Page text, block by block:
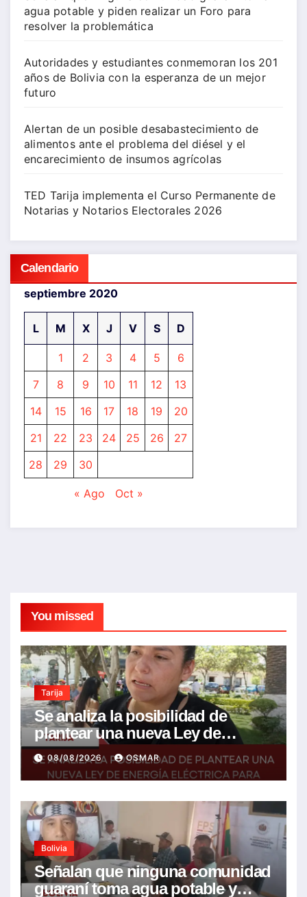
agua potable y piden realizar un Foro para
resolver la problemática
Autoridades y estudiantes conmemoran los 201
años de Bolivia con la esperanza de un mejor
futuro
Alertan de un posible desabastecimiento de
alimentos ante el problema del diésel y el
encarecimiento de insumos agrícolas
TED Tarija implementa el Curso Permanente de
Notarias y Notarios Electorales 2026
Calendario
septiembre 2020
L M X J V S D
1 2 3 4 5
6
7
8 9 10 11 12
13
14
15 16 17 18 19
20
21
22 23 24 25 26
27
28
29 30
« Ago Oct »
You missed
Tarija
Se analiza la posibilidad de
plantear una nueva Ley de
energía eléctrica para incluir la
tarifa solidaria
08/08/2026 OSMAR
Bolivia
Señalan que ninguna comunidad
guaraní toma agua potable y